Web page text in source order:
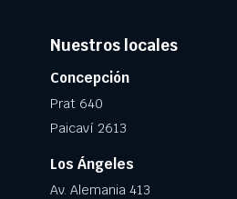
Nuestros locales
Concepción
Prat 640
Paicaví 2613
Los Ángeles
Av. Alemania 413